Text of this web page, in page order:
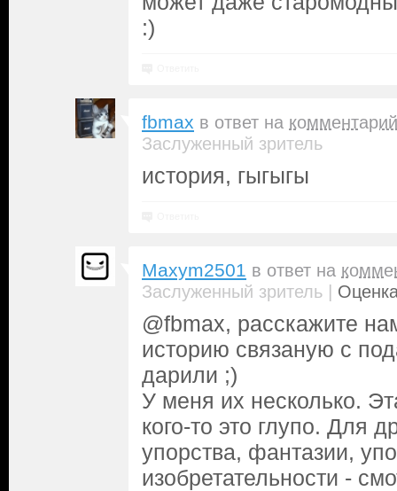
:)
fbmax в ответ на комментарий
Заслуженный зритель
история, гыгыгы
Maxym2501 в ответ на
Заслуженный зритель |
@fbmax, расскажите
историю связаную с
дарили ;)
У меня их несколько.
кого-то это глупо. Для
упорства, фантазии,
изобретательности -